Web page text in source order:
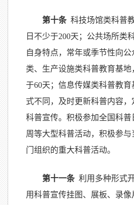
第十条科技场馆类科普
日不少于200天；公共场所类
自身特点，常年或季节性向
类、生产设施类科普教育基
于60天；信息传媒类科普教
式不同，及时更新科普内容
科普宣传。积极参加全国科
周等大型科普活动，积极参
门组织的重大科普活动。
第十一条利用多种形式
用科普宣传挂图、展板、录